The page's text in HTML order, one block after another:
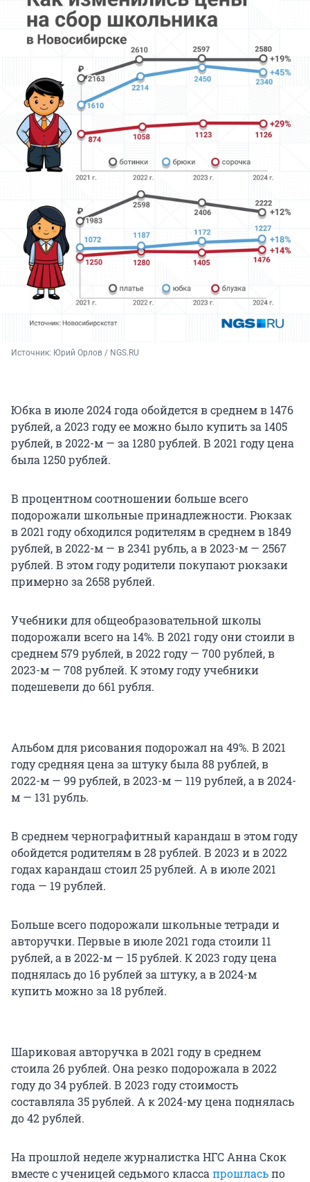
Источник: Юрий Орлов / NGS.RU
Юбка в июле 2024 года обойдется в среднем в 1476
рублей, а 2023 году ее можно было купить за 1405
рублей, в 2022-м — за 1280 рублей. В 2021 году цена
была 1250 рублей.
В процентном соотношении больше всего
подорожали школьные принадлежности. Рюкзак
в 2021 году обходился родителям в среднем в 1849
рублей, в 2022-м — в 2341 рубль, а в 2023-м — 2567
рублей. В этом году родители покупают рюкзаки
примерно за 2658 рублей.
Учебники для общеобразовательной школы
подорожали всего на 14%. В 2021 году они стоили в
среднем 579 рублей, в 2022 году — 700 рублей, в
2023-м — 708 рублей. К этому году учебники
подешевели до 661 рубля.
Альбом для рисования подорожал на 49%. В 2021
году средняя цена за штуку была 88 рублей, в
2022-м — 99 рублей, в 2023-м — 119 рублей, а в 2024-
м — 131 рубль.
В среднем чернографитный карандаш в этом году
обойдется родителям в 28 рублей. В 2023 и в 2022
годах карандаш стоил 25 рублей. А в июле 2021
года — 19 рублей.
Больше всего подорожали школьные тетради и
авторучки. Первые в июле 2021 года стоили 11
рублей, а в 2022-м — 15 рублей. К 2023 году цена
поднялась до 16 рублей за штуку, а в 2024-м
купить можно за 18 рублей.
Шариковая авторучка в 2021 году в среднем
стоила 26 рублей. Она резко подорожала в 2022
году до 34 рублей. В 2023 году стоимость
составляла 35 рублей. А к 2024-му цена поднялась
до 42 рублей.
На прошлой неделе журналистка НГС Анна Скок
вместе с ученицей седьмого класса прошласьпо